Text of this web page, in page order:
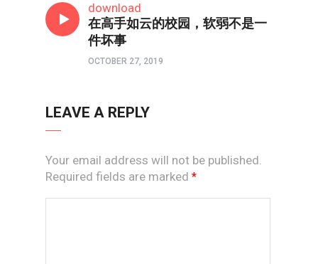
download
在高手如云的校园，软弱不是一
件坏事
OCTOBER 27, 2019
LEAVE A REPLY
Your email address will not be published.
Required fields are marked *